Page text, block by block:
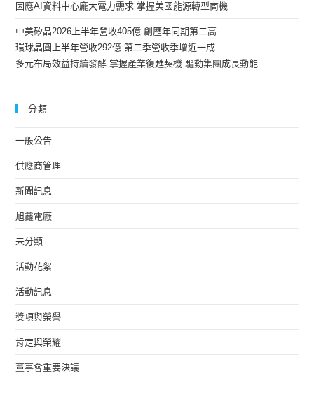
因應AI資料中心龐大電力需求 掌握美國能源轉型商機
中美矽晶2026上半年營收405億 創歷年同期第二高
環球晶圓上半年營收292億 第二季營收季增近一成
多元布局效益持續發酵 掌握產業復甦契機 驅動集團成長動能
分類
一般公告
供應商管理
新聞訊息
旭鑫電廠
未分類
活動花絮
活動訊息
獎項與榮譽
肯定與榮耀
董事會重要決議